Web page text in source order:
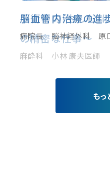
脳血管内治療の進
病院長 脳神経外科 原
手術中の「もしも
の精密な仕事〜
麻酔科 小林 康夫医師
もっ